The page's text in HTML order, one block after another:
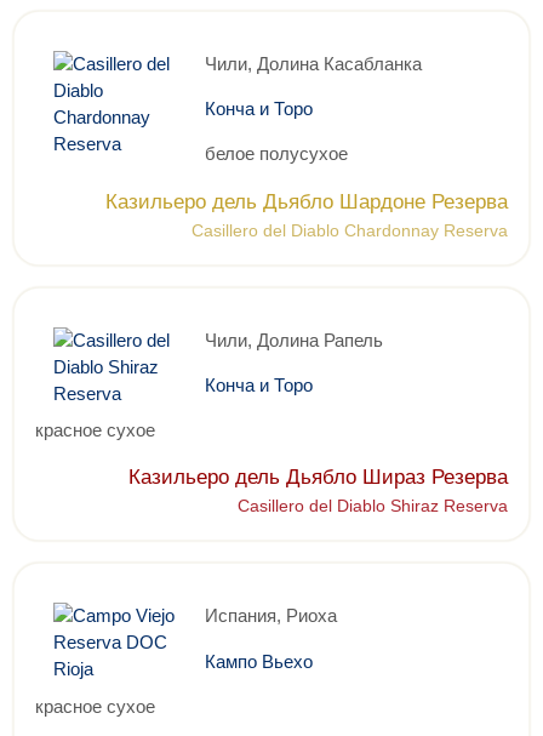
Чили, Долина Касабланка
Конча и Торо
белое полусухое
Казильеро дель Дьябло Шардоне Резерва
Casillero del Diablo Chardonnay Reserva
Чили, Долина Рапель
Конча и Торо
красное сухое
Казильеро дель Дьябло Шираз Резерва
Casillero del Diablo Shiraz Reserva
Испания, Риоха
Кампо Вьехо
красное сухое